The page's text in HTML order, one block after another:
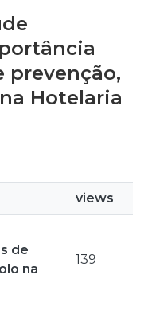
prevenção,
Hotelaria
views
de
na
139